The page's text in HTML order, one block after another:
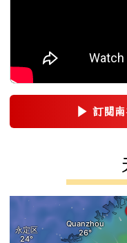
▶ 訂閱